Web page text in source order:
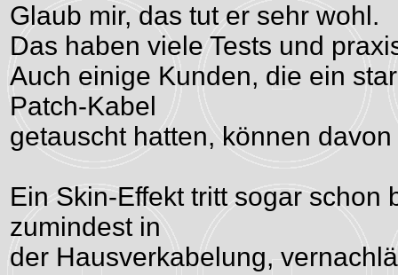
Glaub mir, das tut er sehr wohl.
Das haben viele Tests und
Auch einige Kunden, die ein
Patch-Kabel
getauscht hatten, können
Ein Skin-Effekt tritt sogar schon
zumindest in
der Hausverkabelung,